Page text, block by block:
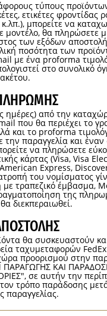
τύπους
ετικέτες φροντίδας
μπορείτε να
μοντέλο, θα πληρώσετε
των εξόδων
ποσότητα των
με ένα proforma
στο συνολικό
ημέρες) από την
που θα περιέχει το
και το proforma
την παραγγελία και
να πληρώσετε
κάρτας (Visa, Visa
Express,
του νομίσματος
τραπεζικό έμβασμα,
της
διεκπεραιωθεί.
θα συσκευαστούν
ταχυμεταφορών
προορισμού στην
ΚΑΙ
σε αυτήν την
τρόπο παράδοσης
παραγγελίας.